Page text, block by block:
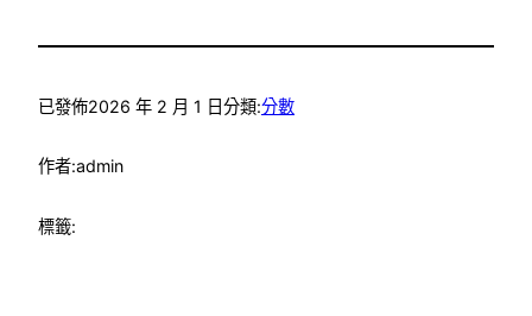
已發佈2026 年 2 月 1 日分類:分數
作者:admin
標籤: